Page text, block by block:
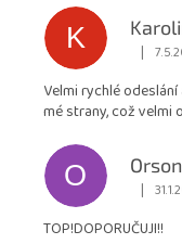
K |
Velmi rychlé
mé strany, což velmi
O
Orson
|
TOP!DOPORUČUJI!!